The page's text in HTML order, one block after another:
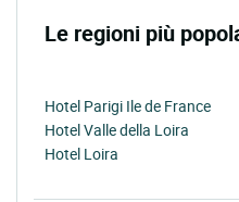
Le regioni più
Hotel Parigi Ile de France
Hotel Valle della Loira
Hotel Loira